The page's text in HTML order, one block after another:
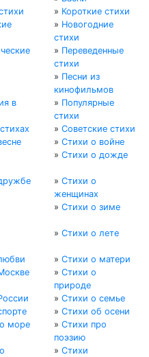
» Короткие стихи
» Новогодние
стихи
» Переведенные
стихи
» Песни из
кинофильмов
в
» Популярные
стихи
» Советские стихи
» Стихи о войне
» Стихи о дожде
» Стихи о
женщинах
» Стихи о зиме
» Стихи о лете
» Стихи о матери
» Стихи о
природе
» Стихи о семье
» Стихи об осени
море » Стихи про
поэзию
» Стихи